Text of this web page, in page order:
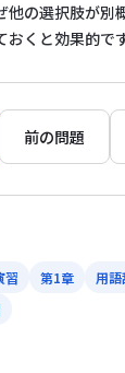
他の選択肢が別
くと効果的です
前の問題
習 第1章 用